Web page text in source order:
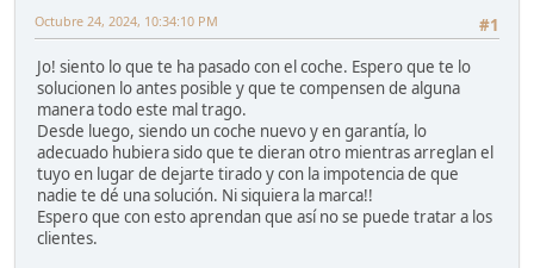
#1
Octubre 24, 2024, 10:34:10 PM
Jo! siento lo que te ha pasado con el coche. Espero que te lo
solucionen lo antes posible y que te compensen de alguna
manera todo este mal trago.
Desde luego, siendo un coche nuevo y en garantía, lo
adecuado hubiera sido que te dieran otro mientras arreglan el
tuyo en lugar de dejarte tirado y con la impotencia de que
nadie te dé una solución. Ni siquiera la marca!!
Espero que con esto aprendan que así no se puede tratar a los
clientes.